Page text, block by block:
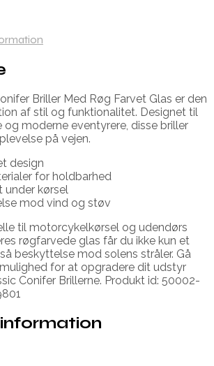
Briller Med Røg Farvet Glas er den
af stil og funktionalitet. Designet til
moderne eventyrere, disse briller
på vejen.
design
for holdbarhed
under kørsel
mod vind og støv
til motorcykelkørsel og udendørs
røgfarvede glas får du ikke kun et
beskyttelse mod solens stråler. Gå
for at opgradere dit udstyr
Conifer Brillerne. Produkt id: 50002-